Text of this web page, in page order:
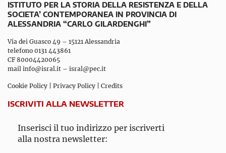
ISTITUTO PER LA STORIA DELLA RESISTENZA E DELLA
SOCIETA’ CONTEMPORANEA IN PROVINCIA DI
ALESSANDRIA “CARLO GILARDENGHI”
Via dei Guasco 49 – 15121 Alessandria
telefono 0131 443861
CF 80004420065
mail info@isral.it – isral@pec.it
Cookie Policy Privacy Policy Credits
ISCRIVITI ALLA NEWSLETTER
Inserisci il tuo indirizzo per iscriverti
alla nostra newsletter: